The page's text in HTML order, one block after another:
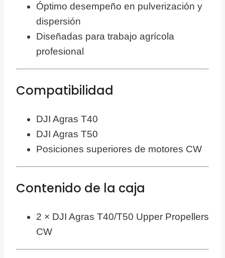
Óptimo desempeño en pulverización y
dispersión
Diseñadas para trabajo agrícola
profesional
Compatibilidad
DJI Agras T40
DJI Agras T50
Posiciones superiores de motores CW
Contenido de la caja
2 × DJI Agras T40/T50 Upper Propellers
CW